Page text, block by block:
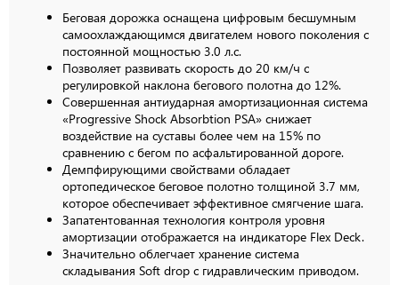
Беговая дорожка оснащена цифровым бесшумным
самоохлаждающимся двигателем нового поколения с
постоянной мощностью 3.0 л.c.
Позволяет развивать скорость до 20 км/ч с
регулировкой наклона бегового полотна до 12%.
Совершенная антиударная амортизационная система
«Progressive Shock Absorbtion PSA» снижает
воздействие на суставы более чем на 15% по
сравнению с бегом по асфальтированной дороге.
Демпфирующими свойствами обладает
ортопедическое беговое полотно толщиной 3.7 мм,
которое обеспечивает эффективное смягчение шага.
Запатентованная технология контроля уровня
амортизации отображается на индикаторе Flex Deck.
Значительно облегчает хранение система
складывания Soft drop с гидравлическим приводом.